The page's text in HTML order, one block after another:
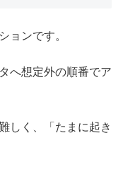
ョンです。
へ想定外の順番でア
しく、「たまに起き